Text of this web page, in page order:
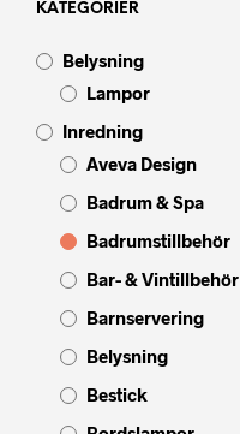
KATEGORIER
Belysning
Lampor
Inredning
Aveva Design
Badrum & Spa
Badrumstillbehör
Bar- & Vintillbehör
Barnservering
Belysning
Bestick